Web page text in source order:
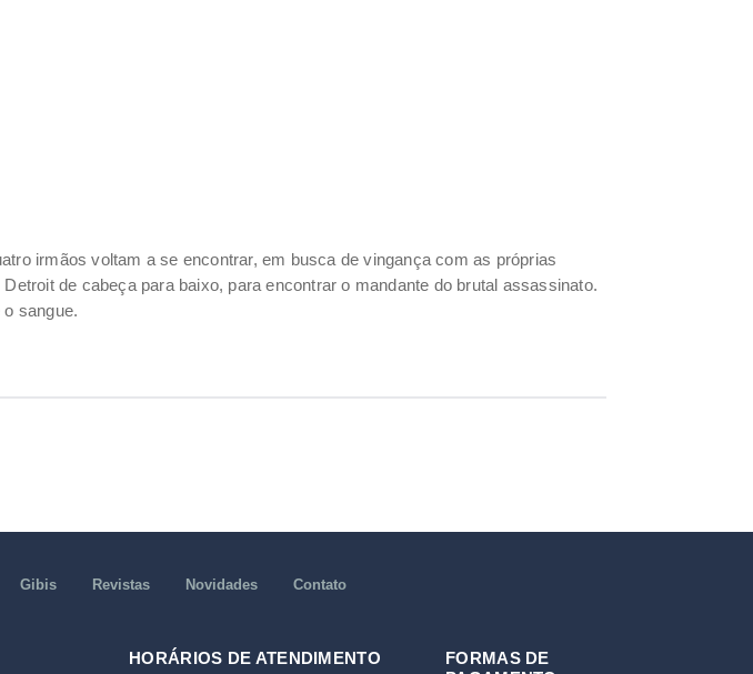
irmãos voltam a se encontrar, em busca de vingança com as próprias
de cabeça para baixo, para encontrar o mandante do brutal assassinato.
sangue.
Gibis Revistas Novidades Contato
HORÁRIOS DE ATENDIMENTO
FORMAS DE